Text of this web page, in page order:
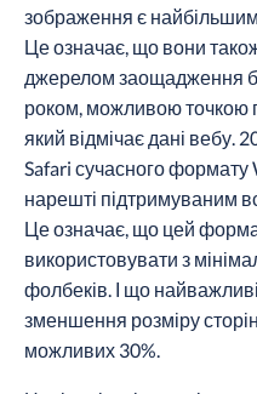
зображення є
Це означає, що вони
джерелом заощадження
роком, можливою точкою
який відмічає дані вебу.
Safari сучасного
нарешті підтримуваним
Це означає, що цей
використовувати з
фолбеків. І що
зменшення розміру
можливих 30%.